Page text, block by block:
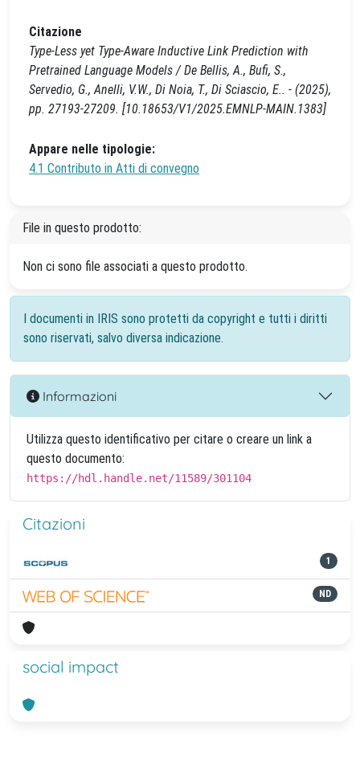
Citazione
Type-Less yet Type-Aware Inductive Link Prediction with
Pretrained Language Models / De Bellis, A., Bufi, S.,
Servedio, G., Anelli, V.W., Di Noia, T., Di Sciascio, E.. - (2025),
pp. 27193-27209. [10.18653/V1/2025.EMNLP-MAIN.1383]
Appare nelle tipologie:
4.1 Contributo in Atti di convegno
File in questo prodotto:
Non ci sono file associati a questo prodotto.
I documenti in IRIS sono protetti da copyright e tutti i diritti
sono riservati, salvo diversa indicazione.
Informazioni
Utilizza questo identificativo per citare o creare un link a
questo documento:
https://hdl.handle.net/11589/301104
Citazioni
1
ND
social impact